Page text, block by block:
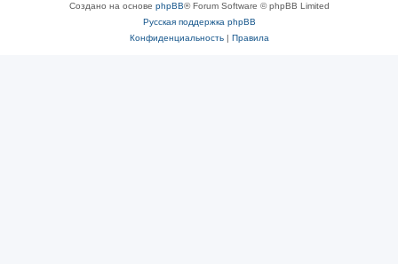
Создано на основе phpBB® Forum Software © phpBB Limited
Русская поддержка phpBB
Конфиденциальность| Правила